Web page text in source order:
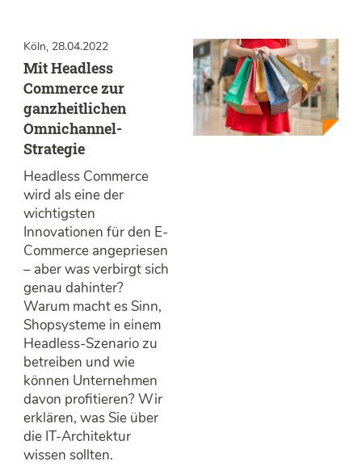
Köln, 28.04.2022
Mit Headless
Commerce zur
ganzheitlichen
Omnichannel-
Strategie
Headless Commerce
wird als eine der
wichtigsten
Innovationen für den E-
Commerce angepriesen
– aber was verbirgt sich
genau dahinter?
Warum macht es Sinn,
Shopsysteme in einem
Headless-Szenario zu
betreiben und wie
können Unternehmen
davon profitieren? Wir
erklären, was Sie über
die IT-Architektur
wissen sollten.